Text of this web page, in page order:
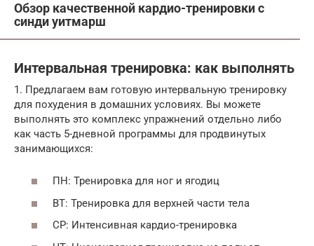
Обзор качественной кардио-тренировки с
синди уитмарш
Интервальная тренировка: как выполнять
1. Предлагаем вам готовую интервальную тренировку
для похудения в домашних условиях. Вы можете
выполнять это комплекс упражнений отдельно либо
как часть 5-дневной программы для продвинутых
занимающихся:
ПН: Тренировка для ног и ягодиц
ВТ: Тренировка для верхней части тела
СР: Интенсивная кардио-тренировка